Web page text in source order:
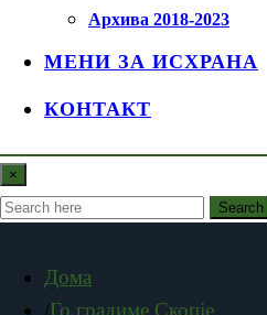
Архива 2018-2023
МЕНИ ЗА ИСХРАНА
КОНТАКТ
×
Search
Дома